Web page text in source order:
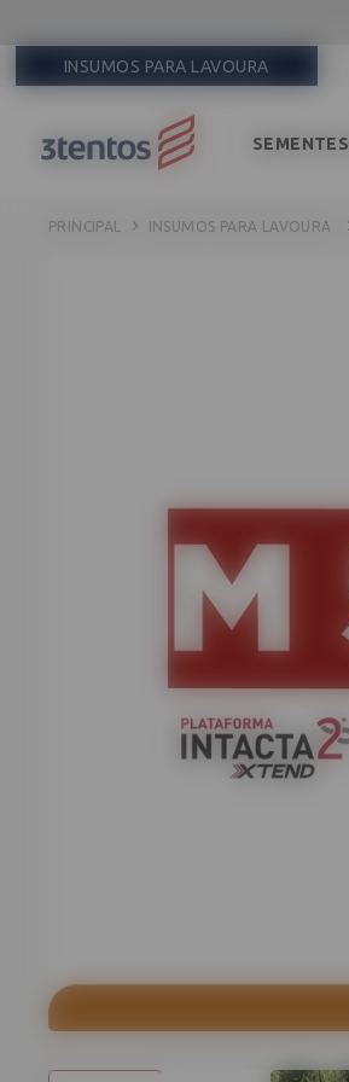
INSUMOS PARA LAVOURA
SEMENTES
INSUMOS PARA LAVOURA